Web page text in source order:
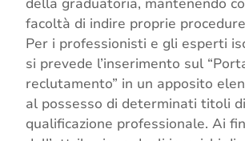
della graduatoria, mantenendo
facoltà di indire proprie
Per i professionisti e gli esperti
si prevede l’inserimento sul
reclutamento” in un apposito
al possesso di determinati titoli di
qualificazione professionale. Ai